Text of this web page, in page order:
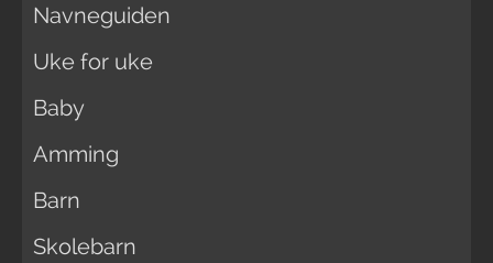
Navneguiden
Uke for uke
Baby
Amming
Barn
Skolebarn